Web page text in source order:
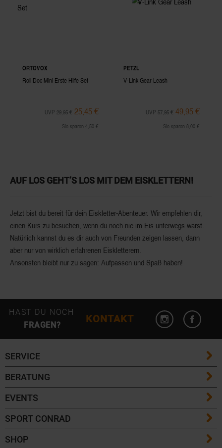
ORTOVOX
Roll Doc Mini Erste Hilfe Set
UVP 29,95 € 25,45 €
Sie sparen 4,50 €
PETZL
V-Link Gear Leash
UVP 57,95 € 49,95 €
Sie sparen 8,00 €
AUF LOS GEHT’S LOS MIT DEM EISKLETTERN!
Jetzt bist du bereit für dein Eiskletter-Abenteuer. Wir empfehlen dir,
einen Kurs zu besuchen, wenn du noch nie im Eis unterwegs warst.
Natürlich kannst du es dir auch von Freunden zeigen lassen, dann
aber nur von wirklich erfahrenen Eiskletterern.
Ansonsten bleibt nur zu sagen: Aufpassen und Spaß haben!
SERVICE
FAQ / Hilfe
Versandkosten
Lieferzeiten
Rücksendungen
BERATUNG
Größentabellen
Skilängen Guide
Skitouren Guide
EVENTS
Eventübersicht
Community Events
SPORT CONRAD
Kontakt
SHOP
HAST DU NOCH
FRAGEN?
KONTAKT